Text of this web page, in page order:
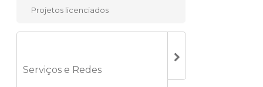
Projetos licenciados
Serviços e Redes